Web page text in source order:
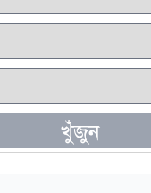
খুঁজুন